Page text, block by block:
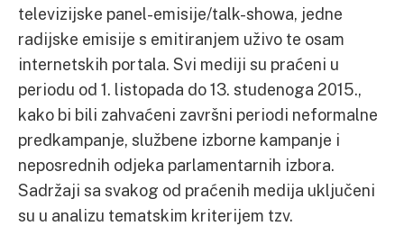
televizijske panel-emisije/talk-showa, jedne
radijske emisije s emitiranjem uživo te osam
internetskih portala. Svi mediji su praćeni u
periodu od 1. listopada do 13. studenoga 2015.,
kako bi bili zahvaćeni završni periodi neformalne
predkampanje, službene izborne kampanje i
neposrednih odjeka parlamentarnih izbora.
Sadržaji sa svakog od praćenih medija uključeni
su u analizu tematskim kriterijem tzv.